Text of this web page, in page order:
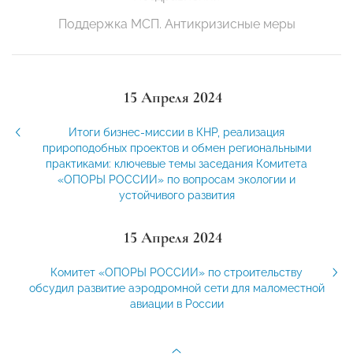
Поддержка МСП. Антикризисные меры
15 Апреля 2024
Итоги бизнес-миссии в КНР, реализация
прироподобных проектов и обмен региональными
практиками: ключевые темы заседания Комитета
«ОПОРЫ РОССИИ» по вопросам экологии и
устойчивого развития
15 Апреля 2024
Комитет «ОПОРЫ РОССИИ» по строительству
обсудил развитие аэродромной сети для маломестной
авиации в России